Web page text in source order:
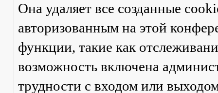
Она удаляет все созданные
авторизованным на этой
функции, такие как
возможность включена
трудности с входом или